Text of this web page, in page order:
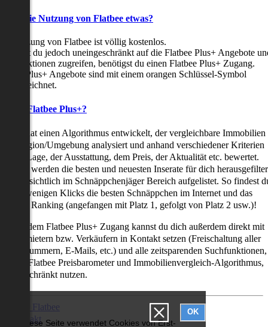
Diese Seite verwendet Cookies von Erst-
OK
die Nutzung von Flatbee etwas?
Nutzung von Flatbee ist völlig kostenlos.
du jedoch uneingeschränkt auf die Flatbee Plus+ Angebote
zugreifen, benötigst du einen Flatbee Plus+ Zugang.
Plus+ Angebote sind mit einem orangen Schlüssel-Symbol
ist Flatbee Plus+?
hat einen Algorithmus entwickelt, der vergleichbare Immobilien
Region/Umgebung analysiert und anhand verschiedener Kriterien
der Lage, der Ausstattung, dem Preis, der Aktualität etc. bewertet.
werden die besten und neuesten Inserate für dich
übersichtlich im Schnäppchenjäger Bereich aufgelistet. So findest
nur wenigen Klicks die besten Schnäppchen im Internet und das
als Ranking (angefangen mit Platz 1, gefolgt von Platz 2 usw.)!
mit dem Flatbee Plus+ Zugang kannst du dich außerdem direkt mit
Vermietern bzw. Verkäufern in Kontakt setzen (Freischaltung aller
E-Mails, etc.) und alle zeitsparenden Suchfunktionen,
den Flatbee Preisbarometer und Immobilienvergleich-Algorithmus,
nutzen.
Über Flatbee
Kontakt